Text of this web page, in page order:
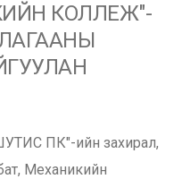
КОЛЛЕЖ"-
ПК"-ийн захирал,
Механикийн